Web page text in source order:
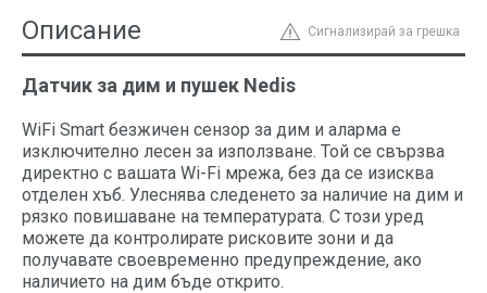
Сигнализирай за грешка
Описание
Датчик за дим и пушек Nedis
WiFi Smart безжичен сензор за дим и аларма е
изключително лесен за използване. Той се свързва
директно с вашата Wi-Fi мрежа, без да се изисква
отделен хъб. Улеснява следенето за наличие на дим и
рязко повишаване на температурата. С този уред
можете да контролирате рисковите зони и да
получавате своевременно предупреждение, ако
наличието на дим бъде открито.